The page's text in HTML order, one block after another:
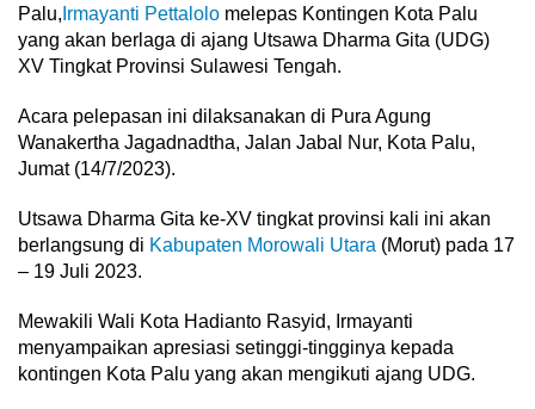
Palu, Irmayanti Pettalolo melepas Kontingen Kota Palu
yang akan berlaga di ajang Utsawa Dharma Gita (UDG)
XV Tingkat Provinsi Sulawesi Tengah.
Acara pelepasan ini dilaksanakan di Pura Agung
Wanakertha Jagadnadtha, Jalan Jabal Nur, Kota Palu,
Jumat (14/7/2023).
Utsawa Dharma Gita ke-XV tingkat provinsi kali ini akan
berlangsung di Kabupaten Morowali Utara (Morut) pada 17
– 19 Juli 2023.
Mewakili Wali Kota Hadianto Rasyid, Irmayanti
menyampaikan apresiasi setinggi-tingginya kepada
kontingen Kota Palu yang akan mengikuti ajang UDG.